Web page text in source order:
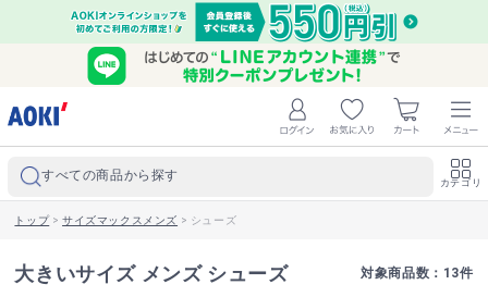
すべての商品から探す カテゴリ
トップ>サイズマックスメンズ > シューズ
大きいサイズ メンズ シューズ 対象商品数： 13件